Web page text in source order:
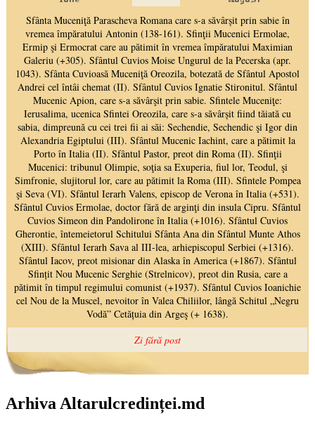
Arhiva Altarulcredinței.md